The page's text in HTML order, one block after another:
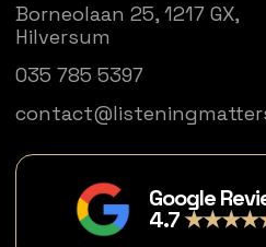
Borneolaan 25, 1217 GX,
Hilversum
035 785 5397
Google
4.7